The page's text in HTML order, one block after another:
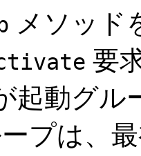
メソッド
要
起動グル
プは、